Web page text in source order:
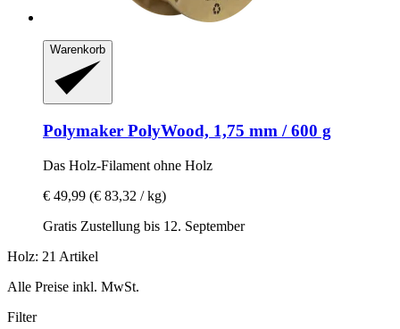
Warenkorb
Polymaker PolyWood, 1,75 mm / 600 g
Das Holz-​Filament ohne Holz
€ 49,99 (€ 83,32 / kg)
Gratis Zustellung bis 12. September
Holz: 21 Artikel
Alle Preise inkl. MwSt.
Filter